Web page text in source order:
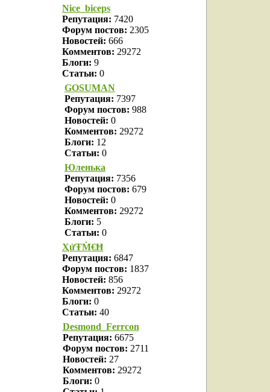
Nice_biceps
Репутация: 7420
Форум постов: 2305
Новостей: 666
Комментов: 29272
Блоги: 9
Статьи: 0
GOSUMAN
Репутация: 7397
Форум постов: 988
Новостей: 0
Комментов: 29272
Блоги: 12
Статьи: 0
Юленька
Репутация: 7356
Форум постов: 679
Новостей: 0
Комментов: 29272
Блоги: 5
Статьи: 0
ҲửŦṀ€Ħ
Репутация: 6847
Форум постов: 1837
Новостей: 856
Комментов: 29272
Блоги: 0
Статьи: 40
Desmond_Ferrcon
Репутация: 6675
Форум постов: 2711
Новостей: 27
Комментов: 29272
Блоги: 0